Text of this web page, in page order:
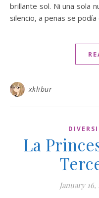
brillante sol. Ni una sola
silencio, a penas se
xklibur
La
January 16,